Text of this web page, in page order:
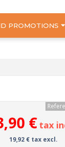
PROMOTIONS
€ tax
19,92 € tax excl.